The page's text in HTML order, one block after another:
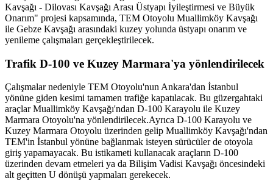
Kavşağı - Dilovası Kavşağı Arası Üstyapı İyileştirmesi ve Büyük
Onarım" projesi kapsamında, TEM Otoyolu Muallimköy Kavşağı
ile Gebze Kavşağı arasındaki kuzey yolunda üstyapı onarım ve
yenileme çalışmaları gerçekleştirilecek.
Trafik D-100 ve Kuzey Marmara'ya yönlendirilecek
Çalışmalar nedeniyle TEM Otoyolu'nun Ankara'dan İstanbul
yönüne giden kesimi tamamen trafiğe kapatılacak. Bu güzergahtaki
araçlar Muallimköy Kavşağı'ndan D-100 Karayolu ile Kuzey
Marmara Otoyolu'na yönlendirilecek.Ayrıca D-100 Karayolu ve
Kuzey Marmara Otoyolu üzerinden gelip Muallimköy Kavşağı'ndan
TEM'in İstanbul yönüne bağlanmak isteyen sürücüler de otoyola
giriş yapamayacak. Bu istikameti kullanacak araçların D-100
üzerinden devam etmeleri ya da Bilişim Vadisi Kavşağı öncesindeki
alt geçitten U dönüşü yapmaları gerekecek.